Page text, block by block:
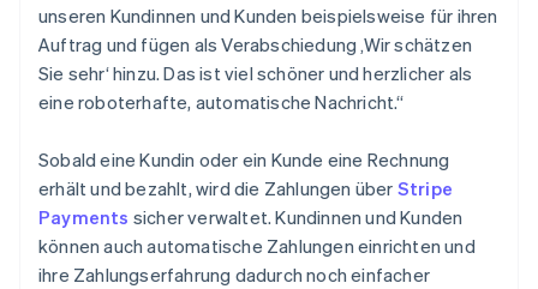
unseren Kundinnen und Kunden beispielsweise für ihren
Auftrag und fügen als Verabschiedung ‚Wir schätzen
Sie sehr‘ hinzu. Das ist viel schöner und herzlicher als
eine roboterhafte, automatische Nachricht.“
Sobald eine Kundin oder ein Kunde eine Rechnung
erhält und bezahlt, wird die Zahlungen über Stripe
Payments sicher verwaltet. Kundinnen und Kunden
können auch automatische Zahlungen einrichten und
ihre Zahlungserfahrung dadurch noch einfacher